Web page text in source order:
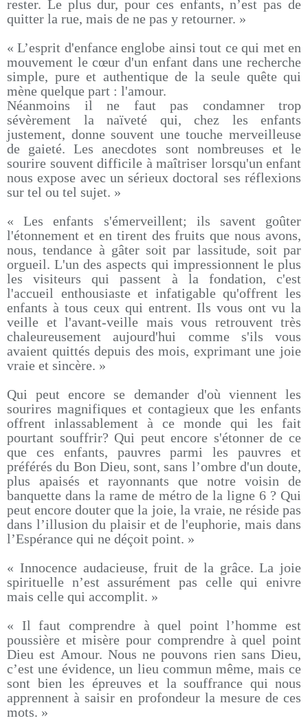
rester. Le plus dur, pour ces enfants, n’est pas de
quitter la rue, mais de ne pas y retourner. »
« L’esprit d'enfance englobe ainsi tout ce qui met en
mouvement le cœur d'un enfant dans une recherche
simple, pure et authentique de la seule quête qui
mène quelque part : l'amour.
Néanmoins il ne faut pas condamner trop
sévèrement la naïveté qui, chez les enfants
justement, donne souvent une touche merveilleuse
de gaieté. Les anecdotes sont nombreuses et le
sourire souvent difficile à maîtriser lorsqu'un enfant
nous expose avec un sérieux doctoral ses réflexions
sur tel ou tel sujet. »
« Les enfants s'émerveillent; ils savent goûter
l'étonnement et en tirent des fruits que nous avons,
nous, tendance à gâter soit par lassitude, soit par
orgueil. L'un des aspects qui impressionnent le plus
les visiteurs qui passent à la fondation, c'est
l'accueil enthousiaste et infatigable qu'offrent les
enfants à tous ceux qui entrent. Ils vous ont vu la
veille et l'avant-veille mais vous retrouvent très
chaleureusement aujourd'hui comme s'ils vous
avaient quittés depuis des mois, exprimant une joie
vraie et sincère. »
Qui peut encore se demander d'où viennent les
sourires magnifiques et contagieux que les enfants
offrent inlassablement à ce monde qui les fait
pourtant souffrir? Qui peut encore s'étonner de ce
que ces enfants, pauvres parmi les pauvres et
préférés du Bon Dieu, sont, sans l’ombre d'un doute,
plus apaisés et rayonnants que notre voisin de
banquette dans la rame de métro de la ligne 6 ? Qui
peut encore douter que la joie, la vraie, ne réside pas
dans l’illusion du plaisir et de l'euphorie, mais dans
l’Espérance qui ne déçoit point. »
« Innocence audacieuse, fruit de la grâce. La joie
spirituelle n’est assurément pas celle qui enivre
mais celle qui accomplit. »
« Il faut comprendre à quel point l’homme est
poussière et misère pour comprendre à quel point
Dieu est Amour. Nous ne pouvons rien sans Dieu,
c’est une évidence, un lieu commun même, mais ce
sont bien les épreuves et la souffrance qui nous
apprennent à saisir en profondeur la mesure de ces
mots. »